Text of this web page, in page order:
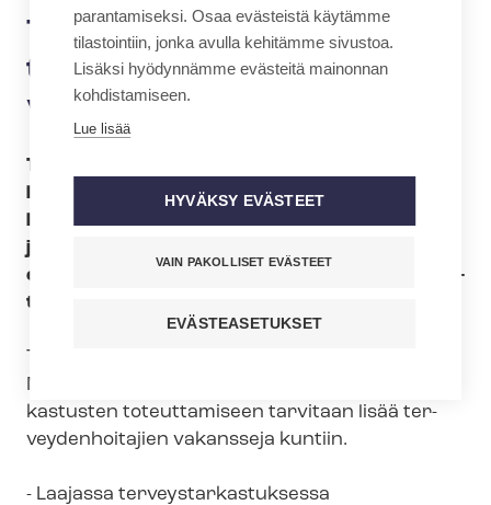
Tehyn ter­vey­den­hoi­ta­ja­jaos­
to: Kuntiin saatava lisää ter­
vey­den­hoi­ta­jien vakansseja
Terveydenhoitajat suorittavat yhteistyössä
lääkärin ja muiden tarvittavien am­mat­ti­hen­ki­
joiden tarkoituksena on ennaltaehkäistä
erityisesti lasten ja nuorten ongelmia ja syr­jäy­
ty­mis­ke­hi­tys­tä.
Tehyn ter­vey­den­hoi­ta­ja­jaos­ton puheenjohtaja
Mia Ketola muistuttaa, että laajojen ter­veys­tar­
kas­tus­ten toteuttamiseen tarvitaan lisää ter­
vey­den­hoi­ta­jien vakansseja kuntiin.
- Laajassa ter­veys­tar­kas­tuk­ses­sa
parantamiseksi. Osaa evästeistä käytämme
tilastointiin, jonka avulla kehitämme sivustoa.
Lisäksi hyödynnämme evästeitä mainonnan
kohdistamiseen.
Lue lisää
HYVÄKSY EVÄSTEET
VAIN PAKOLLISET EVÄSTEET
EVÄSTEASETUKSET